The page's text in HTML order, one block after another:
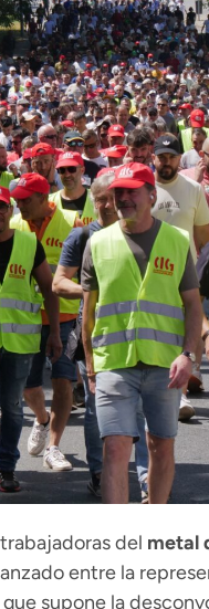
del metal
entre la
que supone la